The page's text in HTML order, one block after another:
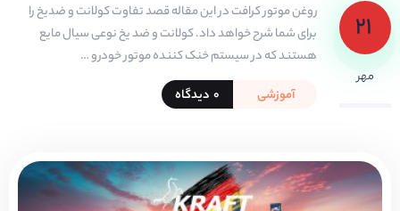
۲۱
مهر
روغن موتور کرافت در این مقاله قصد تفاوت کولانت و ضدیخ را
برای شما شرح خواهد داد. کولانت و ضد یخ نوعی سیال مایع
هستند که در سیستم خنک کننده موتور خودرو …
آموزشی
۰ دیدگاه